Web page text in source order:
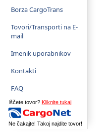
Borza CargoTrans
Tovori/Transporti na E-
mail
Imenik uporabnikov
Kontakti
FAQ
Iščete tovor? Kliknite tukaj
Ne čakajte! Takoj najdite tovor!